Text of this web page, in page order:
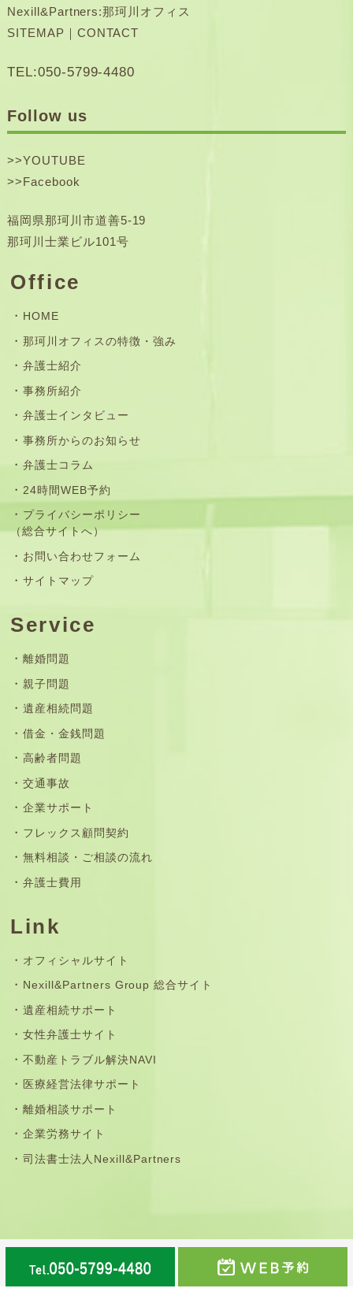
Nexill&Partners:那珂川オフィス
SITEMAP ｜ CONTACT
TEL:050-5799-4480
Follow us
>>YOUTUBE
>>Facebook
福岡県那珂川市道善5-19
那珂川士業ビル101号
Office
HOME
那珂川オフィスの特徴・強み
弁護士紹介
事務所紹介
弁護士インタビュー
事務所からのお知らせ
弁護士コラム
24時間WEB予約
プライバシーポリシー
（総合サイトへ）
お問い合わせフォーム
サイトマップ
Service
離婚問題
親子問題
遺産相続問題
借金・金銭問題
高齢者問題
交通事故
企業サポート
フレックス顧問契約
無料相談・ご相談の流れ
弁護士費用
Link
オフィシャルサイト
Nexill&Partners Group 総合サイト
遺産相続サポート
女性弁護士サイト
不動産トラブル解決NAVI
医療経営法律サポート
離婚相談サポート
企業労務サイト
司法書士法人Nexill&Partners
那珂川市・福岡市南区・春日市・大野城市・筑紫野市・太
宰府市・鳥栖市の法律事務所©弁護士法人Nexill&Partners